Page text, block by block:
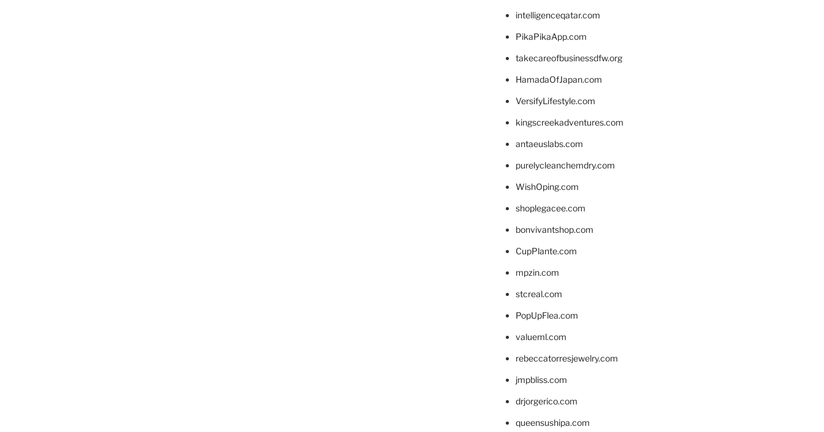
intelligenceqatar.com
PikaPikaApp.com
takecareofbusinessdfw.org
HamadaOfJapan.com
VersifyLifestyle.com
kingscreekadventures.com
antaeuslabs.com
purelycleanchemdry.com
WishOping.com
shoplegacee.com
bonvivantshop.com
CupPlante.com
mpzin.com
stcreal.com
PopUpFlea.com
valueml.com
rebeccatorresjewelry.com
jmpbliss.com
drjorgerico.com
queensushipa.com